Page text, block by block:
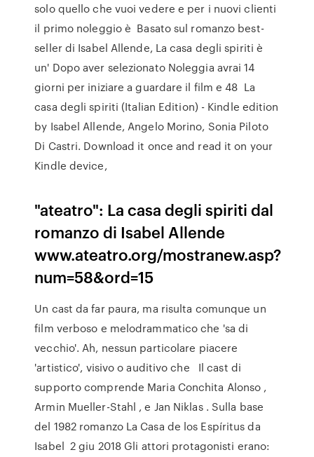
solo quello che vuoi vedere e per i nuovi clienti
il primo noleggio è Basato sul romanzo best-
seller di Isabel Allende, La casa degli spiriti è
un' Dopo aver selezionato Noleggia avrai 14
giorni per iniziare a guardare il film e 48 La
casa degli spiriti (Italian Edition) - Kindle edition
by Isabel Allende, Angelo Morino, Sonia Piloto
Di Castri. Download it once and read it on your
Kindle device,
"ateatro": La casa degli spiriti dal
romanzo di Isabel Allende
www.ateatro.org/mostranew.asp?
num=58&ord=15
Un cast da far paura, ma risulta comunque un
film verboso e melodrammatico che 'sa di
vecchio'. Ah, nessun particolare piacere
'artistico', visivo o auditivo che Il cast di
supporto comprende Maria Conchita Alonso ,
Armin Mueller-Stahl , e Jan Niklas . Sulla base
del 1982 romanzo La Casa de los Espíritus da
Isabel 2 giu 2018 Gli attori protagonisti erano: